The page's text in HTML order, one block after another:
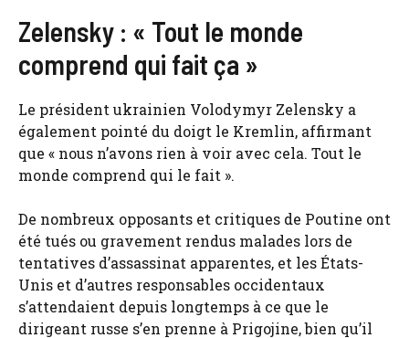
Zelensky : « Tout le monde
comprend qui fait ça »
Le président ukrainien Volodymyr Zelensky a
également pointé du doigt le Kremlin, affirmant
que « nous n’avons rien à voir avec cela. Tout le
monde comprend qui le fait ».
De nombreux opposants et critiques de Poutine ont
été tués ou gravement rendus malades lors de
tentatives d’assassinat apparentes, et les États-
Unis et d’autres responsables occidentaux
s’attendaient depuis longtemps à ce que le
dirigeant russe s’en prenne à Prigojine, bien qu’il